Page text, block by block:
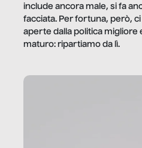
include ancora male, si fa
facciata. Per fortuna, però,
aperte dalla politica migliore
maturo: ripartiamo da lì.